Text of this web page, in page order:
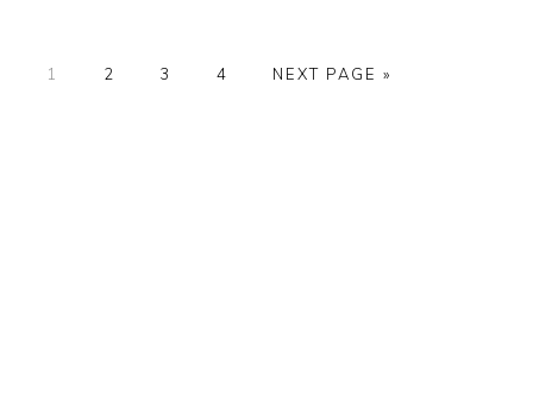
GO
1
GO
2
GO
3
GO
4
GO
NEXT PAGE »